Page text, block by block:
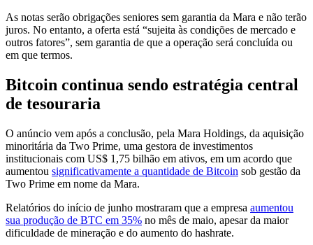
As notas serão obrigações seniores sem garantia da Mara e não terão
juros. No entanto, a oferta está “sujeita às condições de mercado e
outros fatores”, sem garantia de que a operação será concluída ou
em que termos.
Bitcoin continua sendo estratégia central
de tesouraria
O anúncio vem após a conclusão, pela Mara Holdings, da aquisição
minoritária da Two Prime, uma gestora de investimentos
institucionais com US$ 1,75 bilhão em ativos, em um acordo que
aumentou significativamente a quantidade de Bitcoin sob gestão da
Two Prime em nome da Mara.
Relatórios do início de junho mostraram que a empresa aumentou
sua produção de BTC em 35% no mês de maio, apesar da maior
dificuldade de mineração e do aumento do hashrate.